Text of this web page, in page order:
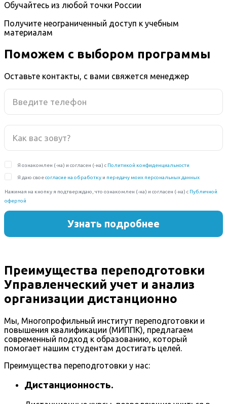
Обучайтесь из любой точки России
Получите неограниченный доступ к учебным
материалам
Поможем с выбором программы
Оставьте контакты, с вами свяжется менеджер
Преимущества переподготовки
Управленческий учет и анализ
организации дистанционно
Мы, Многопрофильный институт переподготовки и
повышения квалификации (МИППК), предлагаем
современный подход к образованию, который
помогает нашим студентам достигать целей.
Преимущества переподготовки у нас:
Дистанционность.